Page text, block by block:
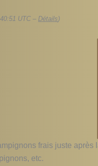
UTC – Détails)
frais juste
etc.